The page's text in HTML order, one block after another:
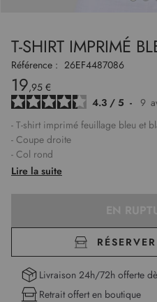
T-SHIRT IMPRIMÉ
Référence : 26EF4487086
19,95 €
4.3 / 5 - 9
- T-shirt imprimé feuillage bleu et
- Coupe droite
- Col rond
- Manches courtes
Longueur : 59 cm pour
Lire la suite
Livraison 24h/72h offerte
Retrait offert en boutique